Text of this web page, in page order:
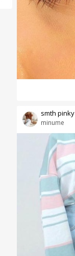
minume
smth pinky